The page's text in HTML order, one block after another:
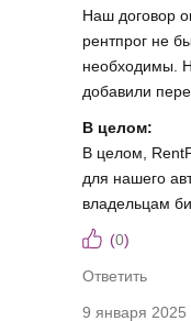
Наш договор
рентпрог не
необходимы.
добавили
В целом:
В целом,
для нашего
владельцам
(0)
Ответить
9 января 2025